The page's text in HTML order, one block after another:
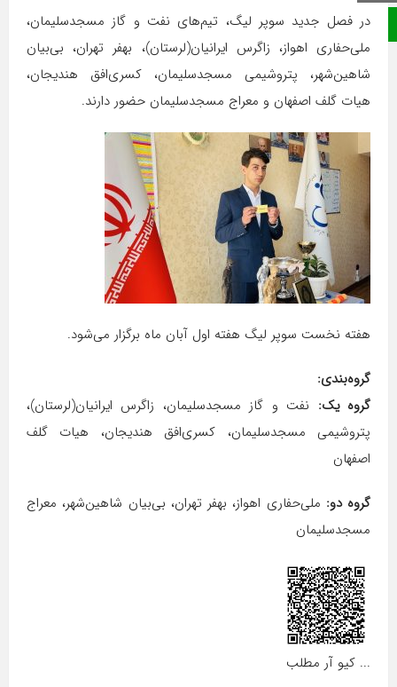
صفحه نخست
در فصل جدید سوپر لیگ، تیم‌های نفت و گاز مسجدسلیمان،
ملی‌حفاری اهواز، زاگرس ایرانیان(لرستان)، بهفر تهران، بی‌بیان
شاهین‌شهر، پتروشیمی مسجدسلیمان، کسری‌افق هندیجان،
هیات گلف اصفهان و معراج مسجدسلیمان حضور دارند.
هفته نخست سوپر لیگ هفته اول آبان ماه برگزار می‌شود.
گروه‌بندی:
گروه یک: نفت و گاز مسجدسلیمان، زاگرس ایرانیان(لرستان)،
پتروشیمی مسجدسلیمان، کسری‌افق هندیجان، هیات گلف
اصفهان
گروه دو: ملی‌حفاری اهواز، بهفر تهران، بی‌بیان شاهین‌شهر، معراج
مسجدسلیمان
... کیو آر مطلب